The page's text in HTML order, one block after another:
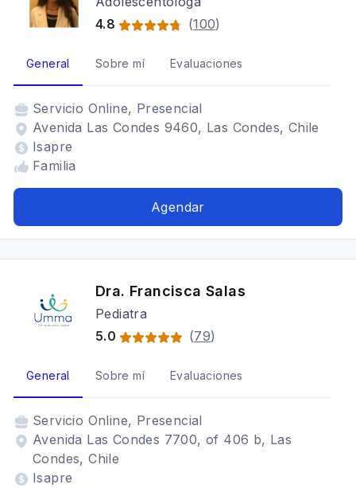
4.8
(100)
General Sobre mí Evaluaciones
Servicio Online, Presencial
Avenida Las Condes 9460, Las Condes, Chile
Isapre
Familia
Agendar
Dra. Francisca Salas
Pediatra
5.0
(79)
General Sobre mí Evaluaciones
Servicio Online, Presencial
Avenida Las Condes 7700, of 406 b, Las
Condes, Chile
Isapre